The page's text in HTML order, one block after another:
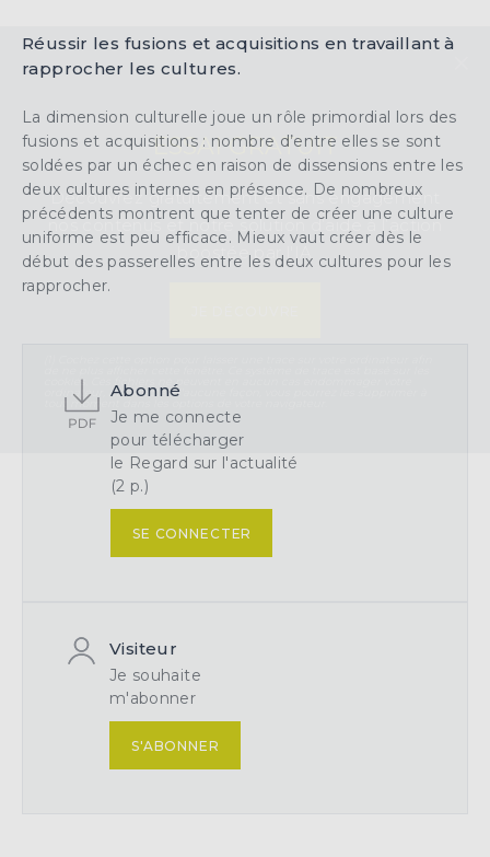
Réussir les fusions et acquisitions en travaillant à
rapprocher les cultures.
La dimension culturelle joue un rôle primordial lors des
fusions et acquisitions : nombre d’entre elles se sont
soldées par un échec en raison de dissensions entre les
deux cultures internes en présence. De nombreux
précédents montrent que tenter de créer une culture
uniforme est peu efficace. Mieux vaut créer dès le
début des passerelles entre les deux cultures pour les
rapprocher.
Abonné
Je me connecte
pour télécharger
le Regard sur l'actualité
(2 p.)
SE CONNECTER
Visiteur
Je souhaite
m'abonner
S'ABONNER
×
ESSAI GRATUIT
Découvrez gratuitement et sans engagement
nos contenus et notre solution d’aide à l’action
boostée par l'IA
cookies. Ces fichiers ne peuvent en aucun cas endommager votre
ordinateur, ni l'affecter d'aucune façon, vous pourrez les supprimer à
tout moment dans les options de votre navigateur.